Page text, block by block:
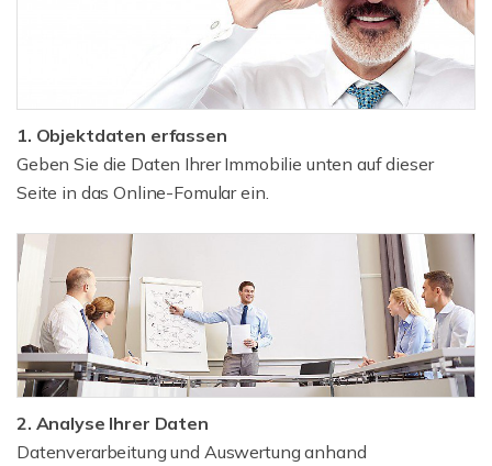
1. Objektdaten erfassen
Geben Sie die Daten Ihrer Immobilie unten auf dieser
Seite in das Online-Fomular ein.
2. Analyse Ihrer Daten
Datenverarbeitung und Auswertung anhand